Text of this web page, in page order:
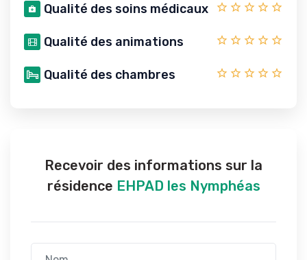
Qualité des soins médicaux
Qualité des animations
Qualité des chambres
Recevoir des informations sur la
résidence EHPAD les Nymphéas